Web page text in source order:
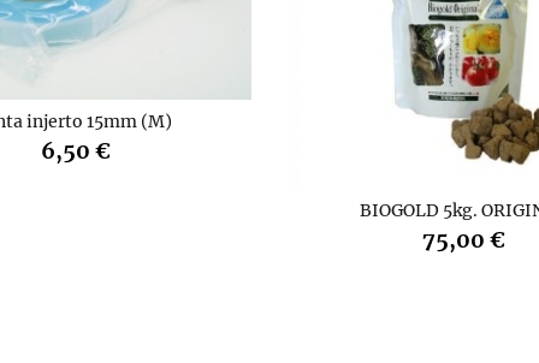
injerto 15mm (M)
6,50 €
BIOGOLD 5kg.
75,00 €